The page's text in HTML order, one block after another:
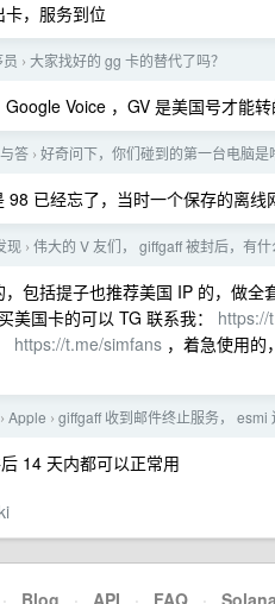
，服务到位
› 大家找好的 gg 卡的替代了吗？
Voice ，GV 是美国号才能转
答 › 好奇问下，你们碰到的第一台电脑是
已经忘了，当时一个保存的离线
现 › 伟大的 V 友们， giffgaff 被封后，有什
包括提子也推荐美国 IP 的，做
美国卡的可以 TG 联系我： https://
https://t.me/simfans ，着急使用的
› Apple › giffgaff 收到邮件终止服务， esmi
14 天内都可以正常用
· Blog · API · FAQ · Solana